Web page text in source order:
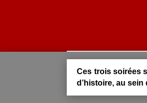
Ces trois soirées
d’histoire, au sein